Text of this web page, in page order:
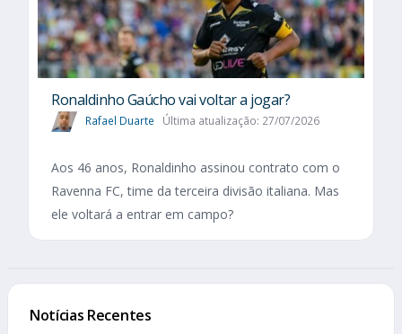
Ronaldinho Gaúcho vai voltar a jogar?
Rafael Duarte Última atualização: 27/07/2026
Aos 46 anos, Ronaldinho assinou contrato com o
Ravenna FC, time da terceira divisão italiana. Mas
ele voltará a entrar em campo?
Notícias Recentes